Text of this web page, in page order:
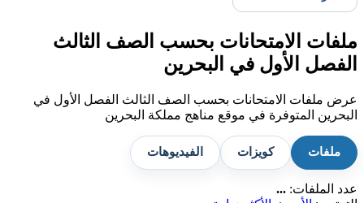
ملفات الامتحانات بحسب الصف الثالث
الفصل الأول في البحرين
عرض ملفات الامتحانات بحسب الصف الثالث الفصل الأول في
البحرين المتوفرة في موقع مناهج مملكة البحرين
ملفات كويزات الفيديوهات
عدد الملفات: ...